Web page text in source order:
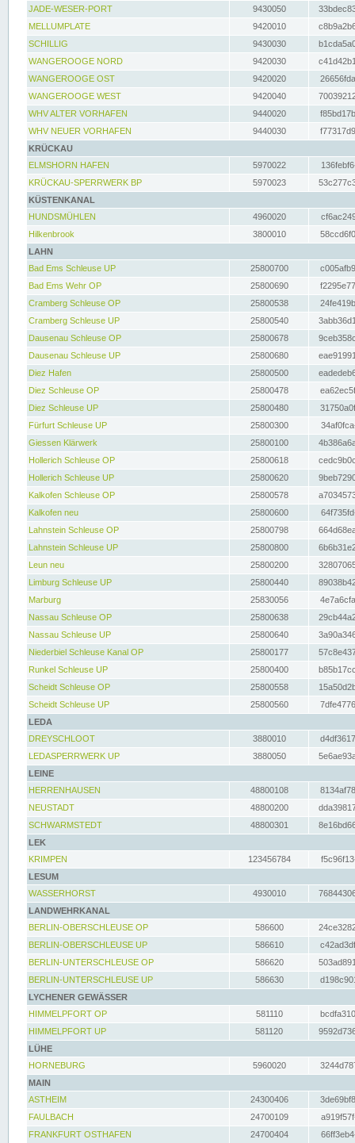
JADE-WESER-PORT
9430050
MELLUMPLATE
9420010
SCHILLIG
9430030
WANGEROOGE NORD
9420030
WANGEROOGE OST
9420020
WANGEROOGE WEST
9420040
WHV ALTER VORHAFEN
9440020
WHV NEUER VORHAFEN
9440030
KRÜCKAU
ELMSHORN HAFEN
5970022
KRÜCKAU-SPERRWERK BP
5970023
KÜSTENKANAL
HUNDSMÜHLEN
4960020
Hilkenbrook
3800010
LAHN
Bad Ems Schleuse UP
25800700
Bad Ems Wehr OP
25800690
Cramberg Schleuse OP
25800538
Cramberg Schleuse UP
25800540
Dausenau Schleuse OP
25800678
Dausenau Schleuse UP
25800680
Diez Hafen
25800500
Diez Schleuse OP
25800478
Diez Schleuse UP
25800480
Fürfurt Schleuse UP
25800300
Giessen Klärwerk
25800100
Hollerich Schleuse OP
25800618
Hollerich Schleuse UP
25800620
Kalkofen Schleuse OP
25800578
Kalkofen neu
25800600
Lahnstein Schleuse OP
25800798
Lahnstein Schleuse UP
25800800
Leun neu
25800200
Limburg Schleuse UP
25800440
Marburg
25830056
Nassau Schleuse OP
25800638
Nassau Schleuse UP
25800640
Niederbiel Schleuse Kanal OP
25800177
Runkel Schleuse UP
25800400
Scheidt Schleuse OP
25800558
Scheidt Schleuse UP
25800560
LEDA
DREYSCHLOOT
3880010
LEDASPERRWERK UP
3880050
LEINE
HERRENHAUSEN
48800108
NEUSTADT
48800200
SCHWARMSTEDT
48800301
LEK
KRIMPEN
123456784
LESUM
WASSERHORST
4930010
LANDWEHRKANAL
BERLIN-OBERSCHLEUSE OP
586600
BERLIN-OBERSCHLEUSE UP
586610
BERLIN-UNTERSCHLEUSE OP
586620
BERLIN-UNTERSCHLEUSE UP
586630
LYCHENER GEWÄSSER
HIMMELPFORT OP
581110
HIMMELPFORT UP
581120
LÜHE
HORNEBURG
5960020
MAIN
ASTHEIM
24300406
FAULBACH
24700109
FRANKFURT OSTHAFEN
24700404